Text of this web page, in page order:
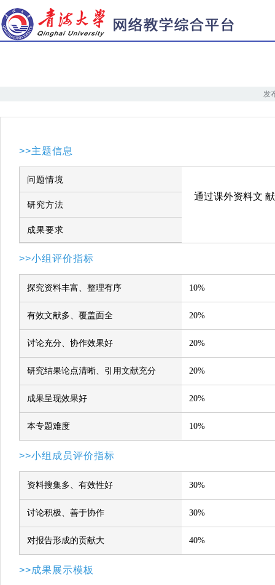
发
>>主题信息
问题情境
研究方法
成果要求
>>小组评价指标
探究资料丰富、整理有序 10%
有效文献多、覆盖面全 20%
讨论充分、协作效果好 20%
研究结果论点清晰、引用文献充分 20%
成果呈现效果好 20%
本专题难度 10%
>>小组成员评价指标
资料搜集多、有效性好 30%
讨论积极、善于协作 30%
对报告形成的贡献大 40%
>>成果展示模板